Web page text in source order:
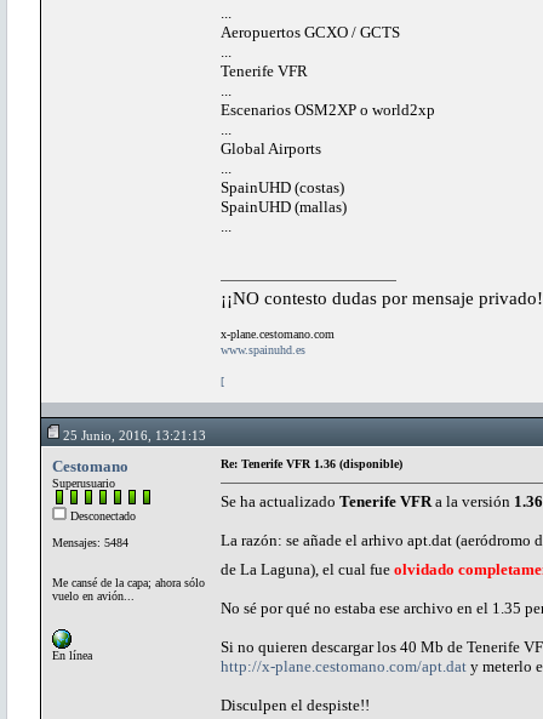
Aeropuertos GCXO / GCTS
Tenerife VFR
Escenarios OSM2XP o world2xp
Global Airports
SpainUHD (costas)
SpainUHD (mallas)
¡¡NO contesto dudas por mensaje
x-plane.cestomano.com
www.spainuhd.es
[
25 Junio, 2016, 13:21:13
Cestomano
Superusuario
Desconectado
Mensajes: 5484
Me cansé de la capa; ahora sólo
vuelo en avión...
En línea
Re: Tenerife VFR 1.36 (disponible)
Se ha actualizado Tenerife VFR a la versión 1.36
La razón: se añade el arhivo apt.dat
de La Laguna), el cual fue olvidado
No sé por qué no estaba ese archivo en el 1.35
Si no quieren descargar los 40 Mb de Tenerife
http://x-plane.cestomano.com/apt.dat y meterlo
Disculpen el despiste!!